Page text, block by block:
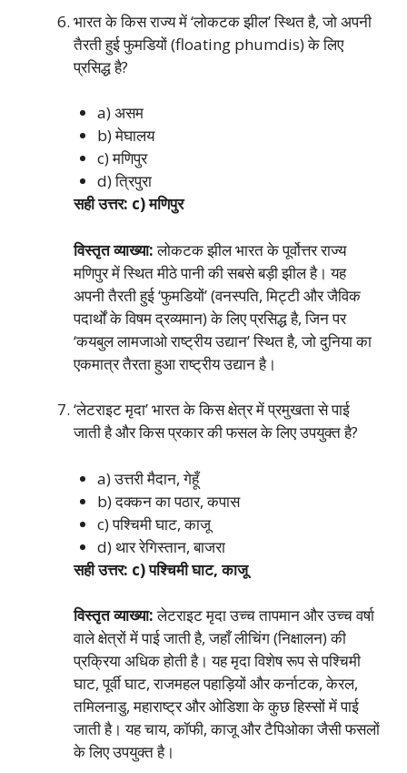
भारत के किस राज्य में ‘लोकटक झील’ स्थित है, जो अपनी
तैरती हुई फुमडियों (floating phumdis) के लिए
प्रसिद्ध है?
a) असम
b) मेघालय
c) मणिपुर
d) त्रिपुरा
सही उत्तर: c) मणिपुर
विस्तृत व्याख्या:लोकटक झील भारत के पूर्वोत्तर राज्य
मणिपुर में स्थित मीठे पानी की सबसे बड़ी झील है। यह
अपनी तैरती हुई ‘फुमडियों’ (वनस्पति, मिट्टी और जैविक
पदार्थों के विषम द्रव्यमान) के लिए प्रसिद्ध है, जिन पर
‘कयबुल लामजाओ राष्ट्रीय उद्यान’ स्थित है, जो दुनिया का
एकमात्र तैरता हुआ राष्ट्रीय उद्यान है।
‘लेटराइट मृदा’ भारत के किस क्षेत्र में प्रमुखता से पाई
जाती है और किस प्रकार की फसल के लिए उपयुक्त है?
a) उत्तरी मैदान, गेहूँ
b) दक्कन का पठार, कपास
c) पश्चिमी घाट, काजू
d) थार रेगिस्तान, बाजरा
सही उत्तर: c) पश्चिमी घाट, काजू
विस्तृत व्याख्या:लेटराइट मृदा उच्च तापमान और उच्च वर्षा
वाले क्षेत्रों में पाई जाती है, जहाँ लीचिंग (निक्षालन) की
प्रक्रिया अधिक होती है। यह मृदा विशेष रूप से पश्चिमी
घाट, पूर्वी घाट, राजमहल पहाड़ियों और कर्नाटक, केरल,
तमिलनाडु, महाराष्ट्र और ओडिशा के कुछ हिस्सों में पाई
जाती है। यह चाय, कॉफी, काजू और टैपिओका जैसी फसलों
के लिए उपयुक्त है।